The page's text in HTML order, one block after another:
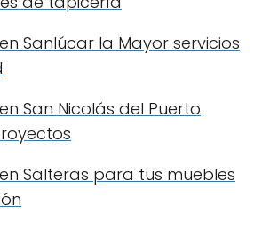
Sanlúcar la Mayor servicios
San Nicolás del Puerto
Salteras para tus muebles